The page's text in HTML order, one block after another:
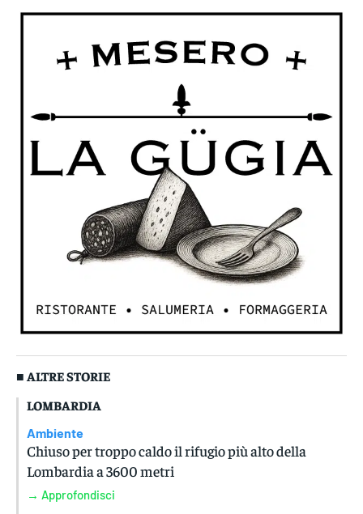
■ ALTRE STORIE
LOMBARDIA
Ambiente
Chiuso per troppo caldo il rifugio più alto della
Lombardia a 3600 metri
→ Approfondisci